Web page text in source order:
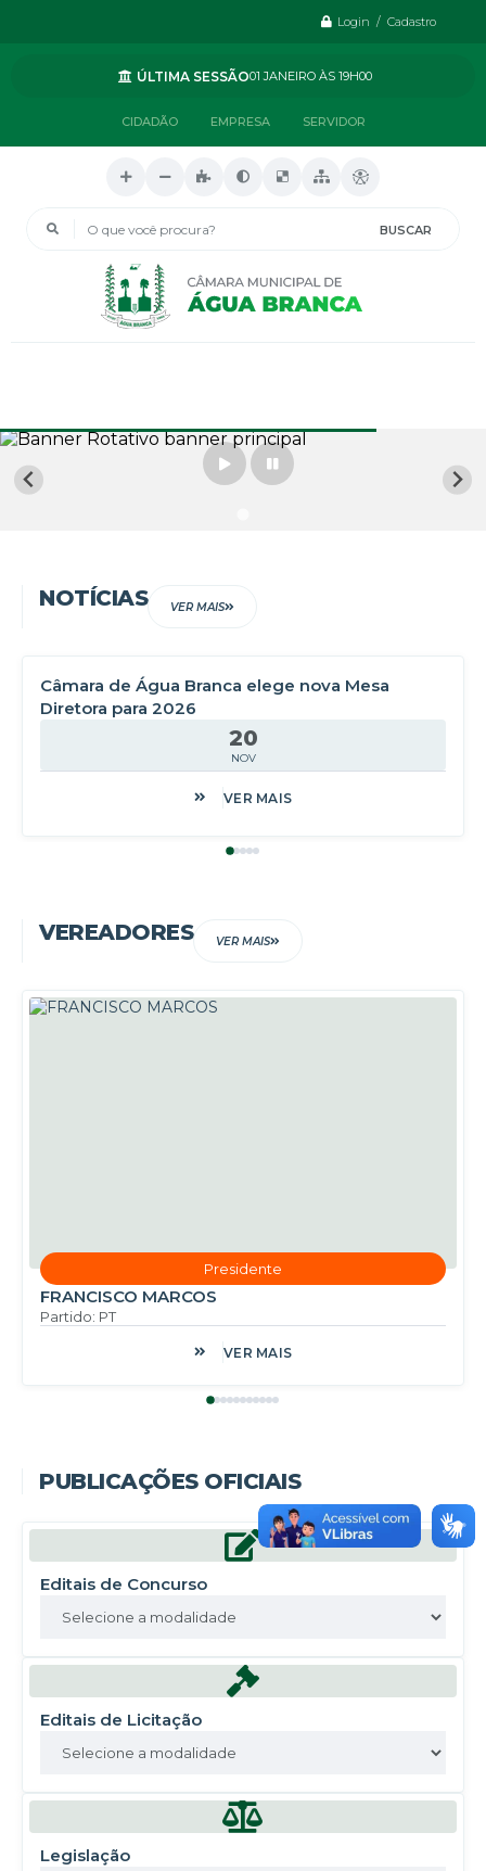
Login / Cadastro
O que você procura?
CIDADÃO EMPRESA SERVIDOR
ÚLTIMA SESSÃO01 JANEIRO 19H00
NOTÍCIAS VER MAIS
Câmara de Água Branca elege nova Mesa
Diretora para 2026
20
NOV
VER MAIS
VEREADORES VER MAIS
FRANCISCO MARCOS
Presidente
Partido: PT
VER MAIS
PUBLICAÇÕES OFICIAIS
Editais de Concurso
Editais de Licitação
Legislação